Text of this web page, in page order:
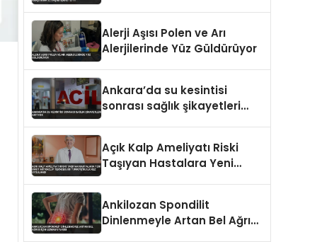
Alerji Aşısı Polen ve Arı
Alerjilerinde Yüz Güldürüyor
Ankara’da su kesintisi
sonrası sağlık şikayetleri
Açık Kalp Ameliyatı Riski
Taşıyan Hastalara Yeni
Ankilozan Spondilit
Dinlenmeyle Artan Bel Ağrısı